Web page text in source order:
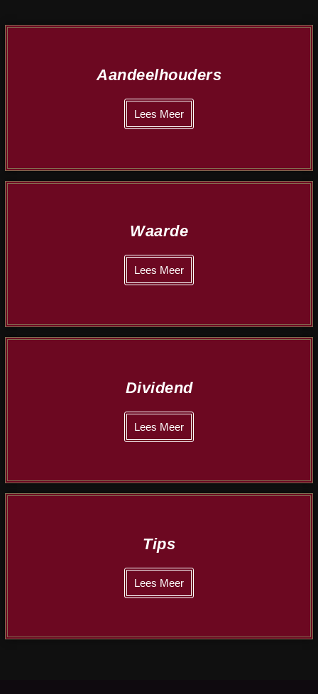
Aandeelhouders
Lees Meer
Waarde
Lees Meer
Dividend
Lees Meer
Tips
Lees Meer